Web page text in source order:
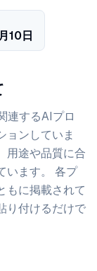
10日
連するAIプロ
ョンしていま
用途や品質に合
います。 各プ
もに掲載されて
り付けるだけで